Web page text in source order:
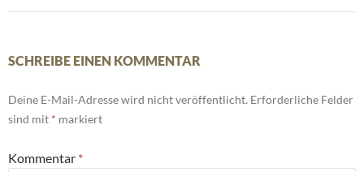
SCHREIBE EINEN KOMMENTAR
Deine E-Mail-Adresse wird nicht veröffentlicht. Erforderliche Felder
sind mit * markiert
Kommentar *